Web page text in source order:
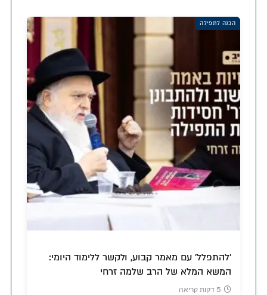
הכנה לתפילה
'להתפלל' עם מאמר קבוע, ולקשר ללימוד היומי:
המשא המלא של הרב שלמה זרחי
5 דקות קריאה